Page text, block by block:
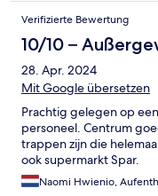
Verifizierte Bewertung
10/10 –
28. Apr. 2024
Mit Google übersetzen
Prachtig gelegen op
personeel. Centrum
trappen zijn die
ook supermarkt Spar.
Naomi Hwienio,